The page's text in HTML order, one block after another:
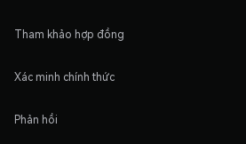
Tham khảo hợp đồng
Xác minh chính thức
Phản hồi